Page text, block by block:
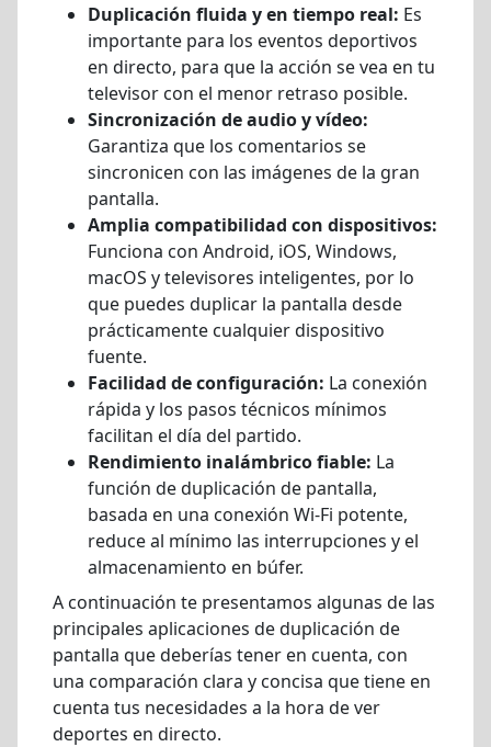
Duplicación fluida y en tiempo real: Es
importante para los eventos deportivos
en directo, para que la acción se vea en tu
televisor con el menor retraso posible.
Sincronización de audio y vídeo:
Garantiza que los comentarios se
sincronicen con las imágenes de la gran
pantalla.
Amplia compatibilidad con dispositivos:
Funciona con Android, iOS, Windows,
macOS y televisores inteligentes, por lo
que puedes duplicar la pantalla desde
prácticamente cualquier dispositivo
fuente.
Facilidad de configuración: La conexión
rápida y los pasos técnicos mínimos
facilitan el día del partido.
Rendimiento inalámbrico fiable: La
función de duplicación de pantalla,
basada en una conexión Wi-Fi potente,
reduce al mínimo las interrupciones y el
almacenamiento en búfer.
A continuación te presentamos algunas de las
principales aplicaciones de duplicación de
pantalla que deberías tener en cuenta, con
una comparación clara y concisa que tiene en
cuenta tus necesidades a la hora de ver
deportes en directo.